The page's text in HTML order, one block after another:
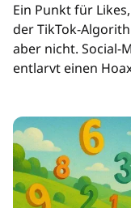
Ein Punkt für
der TikTok-
aber nicht. Social-
entlarvt einen